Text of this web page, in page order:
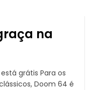
na
Doom 64 é